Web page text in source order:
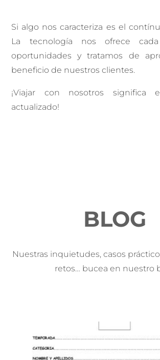
Si algo nos caracteriza es el
La tecnología nos ofrece
oportunidades y tratamos de
beneficio de nuestros clientes.
¡Viajar con nosotros significa
actualizado!
BLOG
Nuestras inquietudes, casos
retos… bucea en nuestro